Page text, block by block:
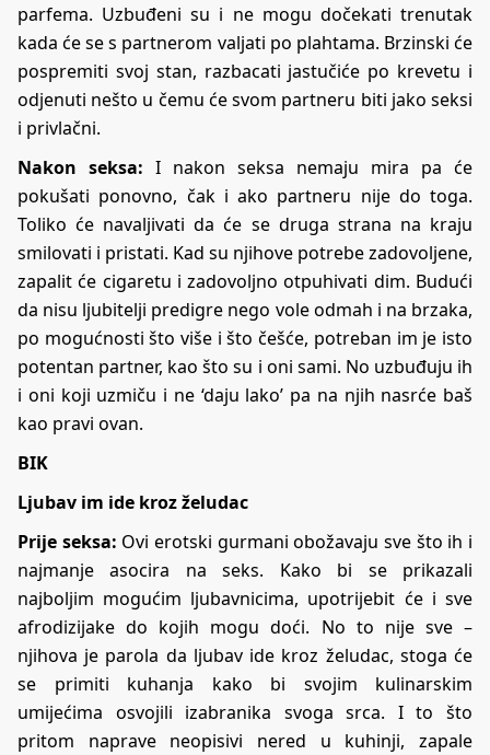
parfema. Uzbuđeni su i ne mogu dočekati trenutak
kada će se s partnerom valjati po plahtama. Brzinski će
pospremiti svoj stan, razbacati jastučiće po krevetu i
odjenuti nešto u čemu će svom partneru biti jako seksi
i privlačni.
Nakon seksa: I nakon seksa nemaju mira pa će
pokušati ponovno, čak i ako partneru nije do toga.
Toliko će navaljivati da će se druga strana na kraju
smilovati i pristati. Kad su njihove potrebe zadovoljene,
zapalit će cigaretu i zadovoljno otpuhivati dim. Budući
da nisu ljubitelji predigre nego vole odmah i na brzaka,
po mogućnosti što više i što češće, potreban im je isto
potentan partner, kao što su i oni sami. No uzbuđuju ih
i oni koji uzmiču i ne ‘daju lako’ pa na njih nasrće baš
kao pravi ovan.
BIK
Ljubav im ide kroz želudac
Prije seksa: Ovi erotski gurmani obožavaju sve što ih i
najmanje asocira na seks. Kako bi se prikazali
najboljim mogućim ljubavnicima, upotrijebit će i sve
afrodizijake do kojih mogu doći. No to nije sve –
njihova je parola da ljubav ide kroz želudac, stoga će
se primiti kuhanja kako bi svojim kulinarskim
umijećima osvojili izabranika svoga srca. I to što
pritom naprave neopisivi nered u kuhinji, zapale